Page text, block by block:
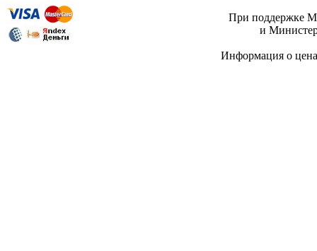
При поддержке
и
Информация о